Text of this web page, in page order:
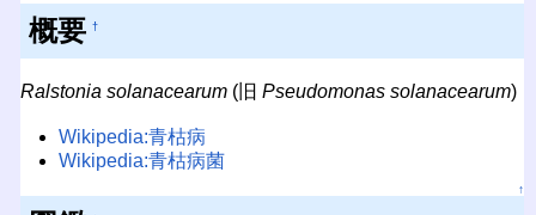
概要 †
Ralstonia solanacearum(旧 Pseudomonas solanacearum)
Wikipedia:青枯病
Wikipedia:青枯病菌
↑